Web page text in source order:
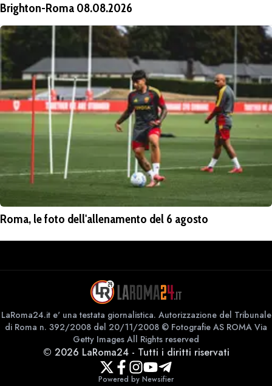
Brighton-Roma 08.08.2026
Roma, le foto dell'allenamento del 6 agosto
LaRoma24.it e' una testata giornalistica. Autorizzazione del Tribunale
di Roma n. 392/2008 del 20/11/2008 © Fotografie AS ROMA Via
Getty Images All Rights reserved
© 2026 LaRoma24- Tutti i diritti riservati
Powered by Newsifier